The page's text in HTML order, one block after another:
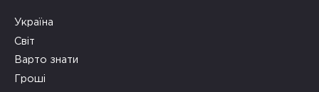
Україна
Світ
Варто знати
Гроші